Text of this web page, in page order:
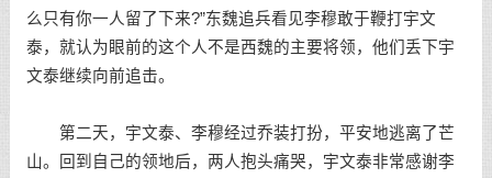
么只有你一人留了下来?”东魏追兵看见李穆敢于鞭打宇文
泰，就认为眼前的这个人不是西魏的主要将领，他们丢下宇
文泰继续向前追击。
第二天，宇文泰、李穆经过乔装打扮，平安地逃离了芒
山。回到自己的领地后，两人抱头痛哭，宇文泰非常感谢李